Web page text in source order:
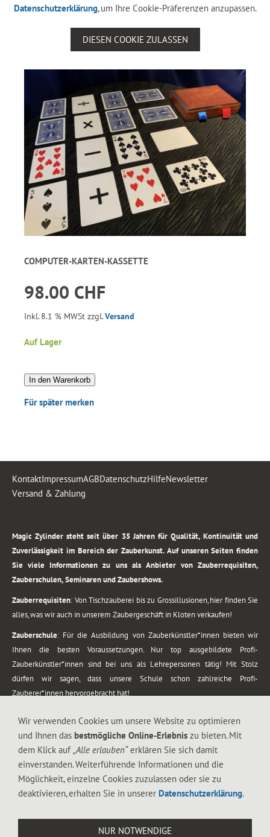
Datenschutzerklärung, um Ihre Cookie-Präferenzen anzupassen.
DIESEN COOKIE ZULASSEN
COMPUTER-KARTEN-KASSETTE
98.00 CHF
Inkl. 8.1 % MWSt zzgl.Versand
Auf Lager
In den Warenkorb
Für später merken
KontaktImpressumAGBDatenschutzHilfeNewsletter
Versand & Zahlung
Magic Zylinder steht seit über 35 Jahren für Qualität, Kontinuität und
Zuverlässigkeit im Bereich der Zauberkunst. Auf unseren Seiten finden
Sie viele Informationen zu uns als Anbieter von Zauberrequisiten,
Zauberschulen, Seminaren und Zaubershows.
Zauberrequisiten: Von Tischzauberei bis zu Grossillusionen, hier finden Sie
alles, was wir auch in unserem Zaubergeschäft in Kloten verkaufen!
Zauberschule: Für die Ausbildung von Zauberkünstler*innen bieten wir
Ihnen die besten Voraussetzungen. Nur top ausgebildete Profi-
Zauberkünstler*innen sind bei uns als Lehrepersonen tätig! Mit Stolz
dürfen wir sagen, dass unsere Schule schon zahlreiche Profi-
Zauberer*innen hervorgebracht hat!
vom Kinderprogramm bis zur Tischzauberei. Lassen Sie sich faszinieren von
meiner Zauber-Sprech-Show, angerührt mit sprachlichen Sequenzen,
gewürzt mit Gags und visuellen Illusionen wie Kaninchen, Vasen, Seilen,
Wir verwenden Cookies um unsere Website zu optimieren
und Ihnen das bestmögliche Online-Erlebnis zu bieten. Mit
dem Klick auf „Alle erlauben“erklären Sie sich damit
einverstanden. Weiterführende Informationen und die
Möglichkeit, einzelne Cookies zuzulassen oder sie zu
deaktivieren, erhalten Sie in unserer Datenschutzerklärung.
NUR NOTWENDIGE